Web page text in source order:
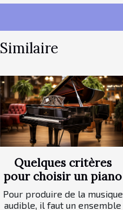
Similaire
Quelques critères
pour choisir un piano
Pour produire de la musique
audible, il faut un ensemble